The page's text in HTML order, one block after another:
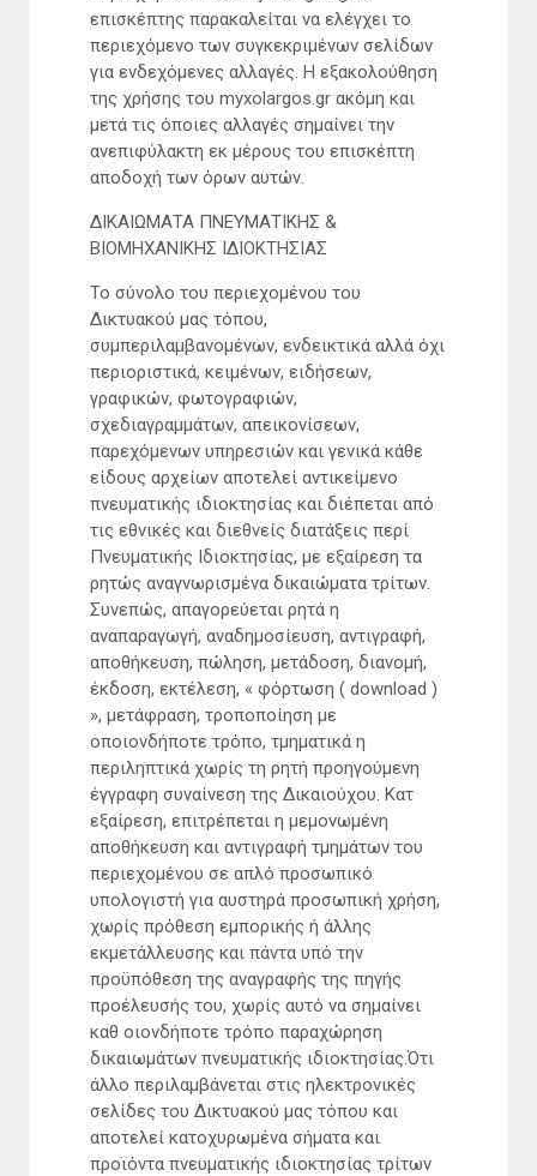
επισκέπτης παρακαλείται να ελέγχει το
περιεχόμενο των συγκεκριμένων σελίδων
για ενδεχόμενες αλλαγές. Η εξακολούθηση
της χρήσης του myxolargos.gr ακόμη και
μετά τις όποιες αλλαγές σημαίνει την
ανεπιφύλακτη εκ μέρους του επισκέπτη
αποδοχή των όρων αυτών.
ΔΙΚΑΙΩΜΑΤΑ ΠΝΕΥΜΑΤΙΚΗΣ &
ΒΙΟΜΗΧΑΝΙΚΗΣ ΙΔΙΟΚΤΗΣΙΑΣ
Το σύνολο του περιεχομένου του
Δικτυακού μας τόπου,
συμπεριλαμβανομένων, ενδεικτικά αλλά όχι
περιοριστικά, κειμένων, ειδήσεων,
γραφικών, φωτογραφιών,
σχεδιαγραμμάτων, απεικονίσεων,
παρεχόμενων υπηρεσιών και γενικά κάθε
είδους αρχείων αποτελεί αντικείμενο
πνευματικής ιδιοκτησίας και διέπεται από
τις εθνικές και διεθνείς διατάξεις περί
Πνευματικής Ιδιοκτησίας, με εξαίρεση τα
ρητώς αναγνωρισμένα δικαιώματα τρίτων.
Συνεπώς, απαγορεύεται ρητά η
αναπαραγωγή, αναδημοσίευση, αντιγραφή,
αποθήκευση, πώληση, μετάδοση, διανομή,
έκδοση, εκτέλεση, « φόρτωση ( download )
», μετάφραση, τροποποίηση με
οποιονδήποτε τρόπο, τμηματικά η
περιληπτικά χωρίς τη ρητή προηγούμενη
έγγραφη συναίνεση της Δικαιούχου. Κατ
εξαίρεση, επιτρέπεται η μεμονωμένη
αποθήκευση και αντιγραφή τμημάτων του
περιεχομένου σε απλό προσωπικό
υπολογιστή για αυστηρά προσωπική χρήση,
χωρίς πρόθεση εμπορικής ή άλλης
εκμετάλλευσης και πάντα υπό την
προϋπόθεση της αναγραφής της πηγής
προέλευσής του, χωρίς αυτό να σημαίνει
καθ οιονδήποτε τρόπο παραχώρηση
δικαιωμάτων πνευματικής ιδιοκτησίας.Ότι
άλλο περιλαμβάνεται στις ηλεκτρονικές
σελίδες του Δικτυακού μας τόπου και
αποτελεί κατοχυρωμένα σήματα και
προϊόντα πνευματικής ιδιοκτησίας τρίτων